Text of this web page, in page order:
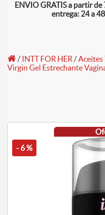
ENVIO GRATIS a partir
entrega: 24 a
/ INTT FOR HER/Aceites
Virgin Gel Estrechante
- 6 %